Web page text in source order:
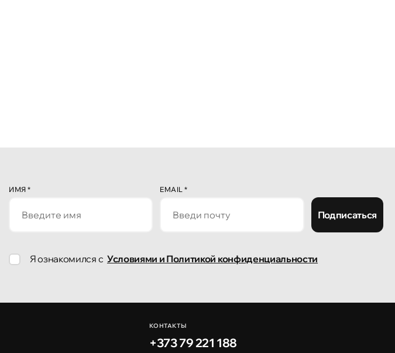
ИМЯ * EMAIL*
Подписаться
Я ознакомился с Условиями и Политикой конфиденциальности
КОНТАКТЫ
+373 79 221 188